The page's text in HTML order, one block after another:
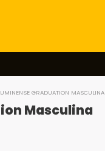
GRADUATION MASCULINA
Masculina